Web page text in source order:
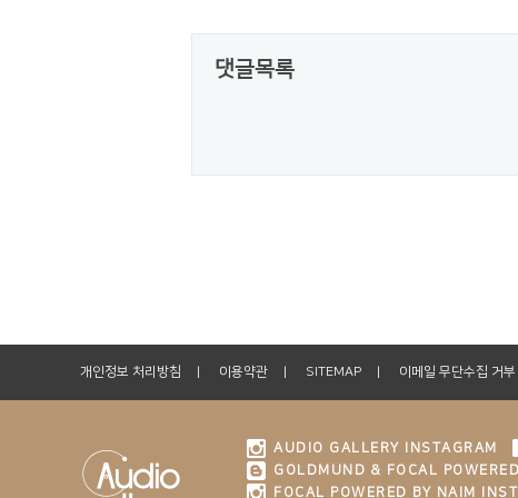
댓글목록
개인정보 처리방침 이용약관 SITEMAP 이메일 무단수집 거부
AUDIO GALLERY INSTAGRAM
GOLDMUND & FOCAL
FOCAL POWERED BY NAIM